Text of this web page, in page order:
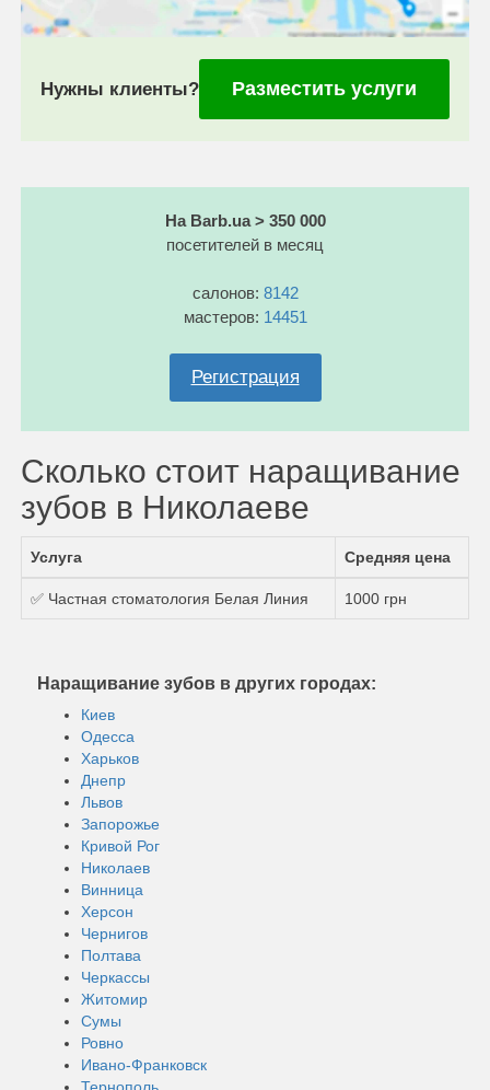
Нужны клиенты? Разместить услуги
На Barb.ua > 350 000
посетителей в месяц
салонов: 8142
мастеров: 14451
Регистрация
Сколько стоит наращивание
зубов в Николаеве
Услуга Средняя цена
✅ Частная стоматология Белая Линия 1000 грн
Наращивание зубов в других городах:
Киев
Одесса
Харьков
Днепр
Львов
Запорожье
Кривой Рог
Николаев
Винница
Херсон
Чернигов
Полтава
Черкассы
Житомир
Сумы
Ровно
Ивано-Франковск
Тернополь